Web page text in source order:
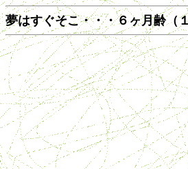
夢はすぐそこ・・・６ヶ月齢（